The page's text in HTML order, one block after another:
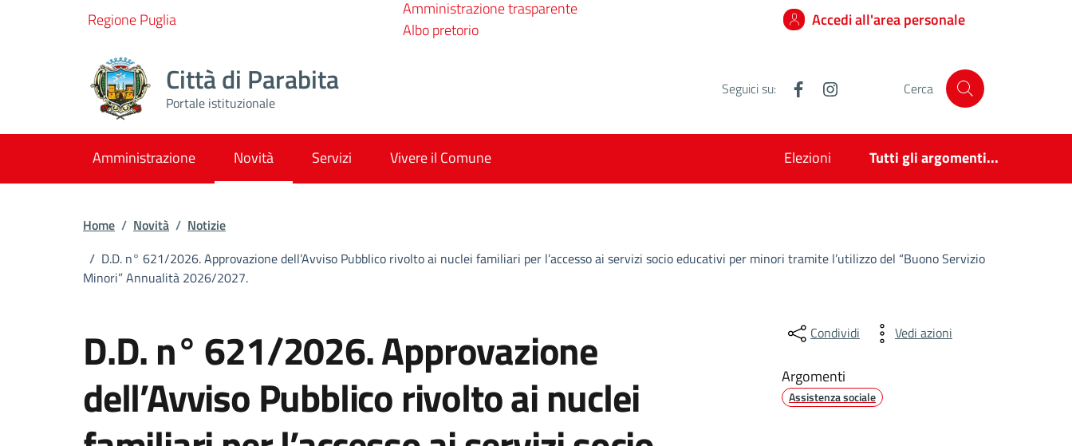
Vai ai contenutiRegione Puglia
Amministrazione trasparente
Albo pretorio
Accedi all'area personale
Città di Parabita
Portale istituzionale
Seguici su: Facebook Cerca
Amministrazione Novità Servizi Vivere il Comune Elezioni Tutti gli argomenti...
Home / Novità / Notizie
/ D.D. n° 621/2026. Approvazione dell’Avviso Pubblico rivolto ai nuclei familiari per l’accesso ai servizi socio educativi per minori tramite l’utilizzo del “Buono Servizio
Minori” Annualità 2026/2027.
D.D. n° 621/2026. Approvazione
dell’Avviso Pubblico rivolto ai nuclei
Condividi Vedi azioni
Argomenti
Assistenza sociale